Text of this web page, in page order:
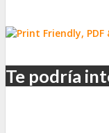
Te podría